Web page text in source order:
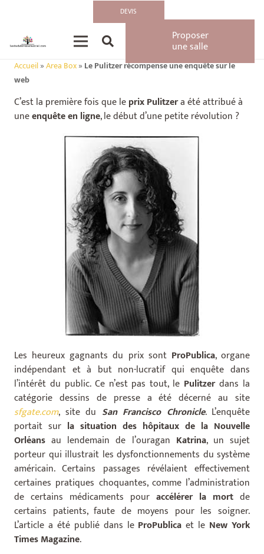
DEVIS
Proposer
une salle
Accueil»Area Box» Le Pulitzer récompense une enquête sur le
web
C’est la première fois que leprix Pulitzera été attribué à
uneenquête en ligne, le début d’une petite révolution ?
Les heureux gagnants du prix sontProPublica, organe
indépendant et à but non-lucratif qui enquête dans
l’intérêt du public. Ce n’est pas tout, le Pulitzerdans la
catégorie dessins de presse a été décerné au site
sfgate.com, site du San Francisco Chronicle. L’enquête
portait sur la situation des hôpitaux de la Nouvelle
Orléans au lendemain de l’ouragan Katrina, un sujet
porteur qui illustrait les dysfonctionnements du système
américain. Certains passages révélaient effectivement
certaines pratiques choquantes, comme l’administration
de certains médicaments pour accélérer la mort de
certains patients, faute de moyens pour les soigner.
L’article a été publié dans le ProPublica et le New York
Times Magazine.